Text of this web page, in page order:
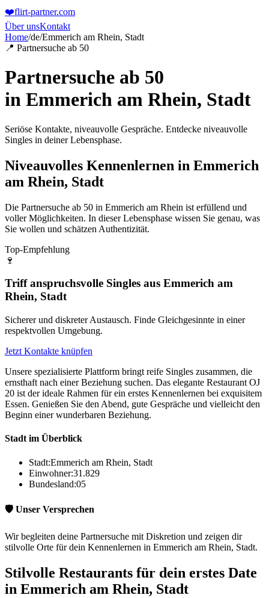
❤️flirt-partner.com
Über unsKontakt
Home/de/Emmerich am Rhein, Stadt
📍 Partnersuche ab 50
Partnersuche ab 50
in Emmerich am Rhein, Stadt
Seriöse Kontakte, niveauvolle Gespräche. Entdecke niveauvolle
Singles in deiner Lebensphase.
Niveauvolles Kennenlernen in Emmerich
am Rhein, Stadt
Die Partnersuche ab 50 in Emmerich am Rhein ist erfüllend und
voller Möglichkeiten. In dieser Lebensphase wissen Sie genau, was
Sie wollen und schätzen Authentizität.
Top-Empfehlung
🍷
Triff anspruchsvolle Singles aus Emmerich am
Rhein, Stadt
Sicherer und diskreter Austausch. Finde Gleichgesinnte in einer
respektvollen Umgebung.
Jetzt Kontakte knüpfen
Unsere spezialisierte Plattform bringt reife Singles zusammen, die
ernsthaft nach einer Beziehung suchen. Das elegante Restaurant OJ
20 ist der ideale Rahmen für ein erstes Kennenlernen bei exquisitem
Essen. Genießen Sie den Abend, gute Gespräche und vielleicht den
Beginn einer wunderbaren Beziehung.
Stadt im Überblick
Stadt:Emmerich am Rhein, Stadt
Einwohner:31.829
Bundesland:05
🛡️ Unser Versprechen
Wir begleiten deine Partnersuche mit Diskretion und zeigen dir
stilvolle Orte für dein Kennenlernen in Emmerich am Rhein, Stadt.
Stilvolle Restaurants für dein erstes Date
in Emmerich am Rhein, Stadt